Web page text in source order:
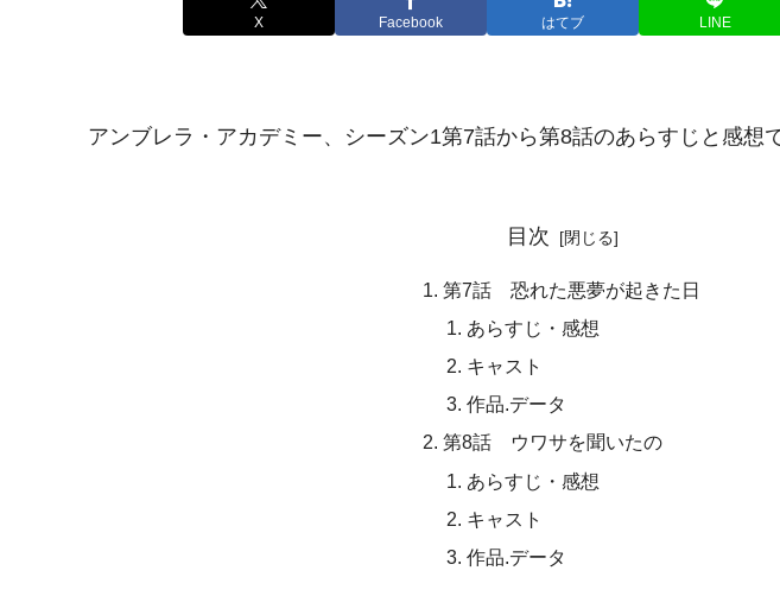
X Facebook はてブ LINE
アンブレラ・アカデミー、シーズン1第7話から第8話のあらすじと感想で
目次
第7話 恐れた悪夢が起きた日
あらすじ・感想
キャスト
作品.データ
第8話 ウワサを聞いたの
あらすじ・感想
キャスト
作品.データ